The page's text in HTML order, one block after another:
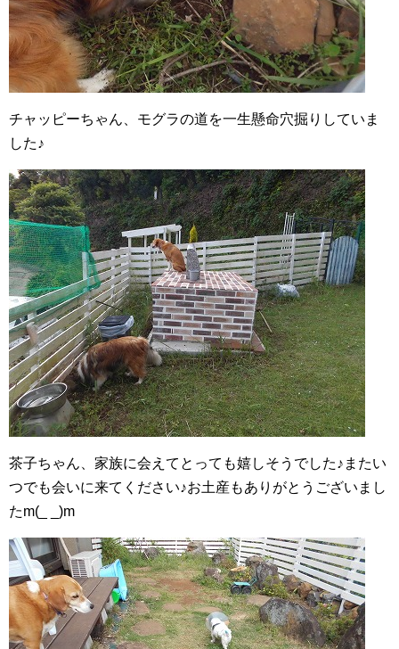
チャッピーちゃん、モグラの道を一生懸命穴掘りしていま
した♪
茶子ちゃん、家族に会えてとっても嬉しそうでした♪またい
つでも会いに来てください♪お土産もありがとうございまし
たm(_ _)m